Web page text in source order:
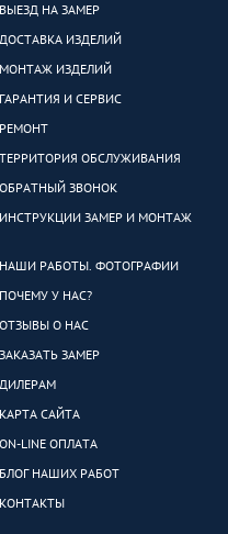
ВЫЕЗД НА ЗАМЕР
ДОСТАВКА ИЗДЕЛИЙ
МОНТАЖ ИЗДЕЛИЙ
ГАРАНТИЯ И СЕРВИС
РЕМОНТ
ТЕРРИТОРИЯ ОБСЛУЖИВАНИЯ
ОБРАТНЫЙ ЗВОНОК
ИНСТРУКЦИИ ЗАМЕР И МОНТАЖ
НАШИ РАБОТЫ. ФОТОГРАФИИ
ПОЧЕМУ У НАС?
ОТЗЫВЫ О НАС
ЗАКАЗАТЬ ЗАМЕР
ДИЛЕРАМ
КАРТА САЙТА
ON-LINE ОПЛАТА
БЛОГ НАШИХ РАБОТ
КОНТАКТЫ